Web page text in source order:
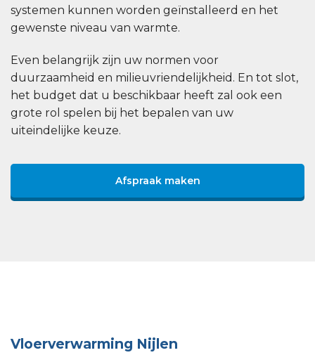
systemen kunnen worden geïnstalleerd en het
gewenste niveau van warmte.
Even belangrijk zijn uw normen voor
duurzaamheid en milieuvriendelijkheid. En tot slot,
het budget dat u beschikbaar heeft zal ook een
grote rol spelen bij het bepalen van uw
uiteindelijke keuze.
Afspraak maken
Vloerverwarming Nijlen